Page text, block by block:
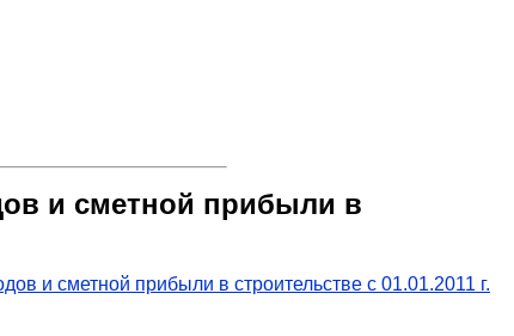
и сметной прибыли в
и сметной прибыли в строительстве с 01.01.2011 г.